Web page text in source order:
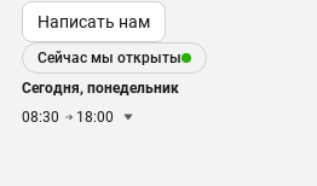
Написать нам
Сейчас мы открыты
Сегодня, понедельник
08:30
18:00